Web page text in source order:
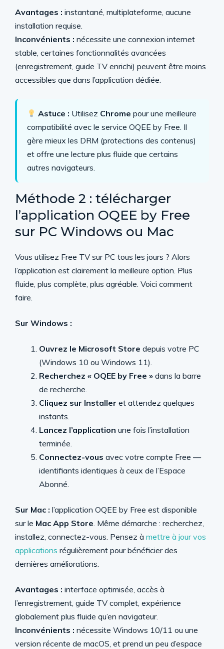
Avantages : instantané, multiplateforme, aucune
installation requise.
Inconvénients : nécessite une connexion internet
stable, certaines fonctionnalités avancées
(enregistrement, guide TV enrichi) peuvent être moins
accessibles que dans l’application dédiée.
Astuce : Utilisez Chrome pour une meilleure
compatibilité avec le service OQEE by Free. Il
gère mieux les DRM (protections des contenus)
et offre une lecture plus fluide que certains
autres navigateurs.
Méthode 2 : télécharger
l’application OQEE by Free
sur PC Windows ou Mac
Vous utilisez Free TV sur PC tous les jours ? Alors
l’application est clairement la meilleure option. Plus
fluide, plus complète, plus agréable. Voici comment
faire.
Sur Windows :
Ouvrez le Microsoft Store depuis votre PC
(Windows 10 ou Windows 11).
Recherchez « OQEE by Free » dans la barre
de recherche.
Cliquez sur Installer et attendez quelques
instants.
Lancez l’application une fois l’installation
terminée.
Connectez-vous avec votre compte Free —
identifiants identiques à ceux de l’Espace
Abonné.
Sur Mac : l’application OQEE by Free est disponible
sur le Mac App Store. Même démarche : recherchez,
installez, connectez-vous. Pensez à mettre à jour vos
applications régulièrement pour bénéficier des
dernières améliorations.
Avantages : interface optimisée, accès à
l’enregistrement, guide TV complet, expérience
globalement plus fluide qu’en navigateur.
Inconvénients : nécessite Windows 10/11 ou une
version récente de macOS, et prend un peu d’espace